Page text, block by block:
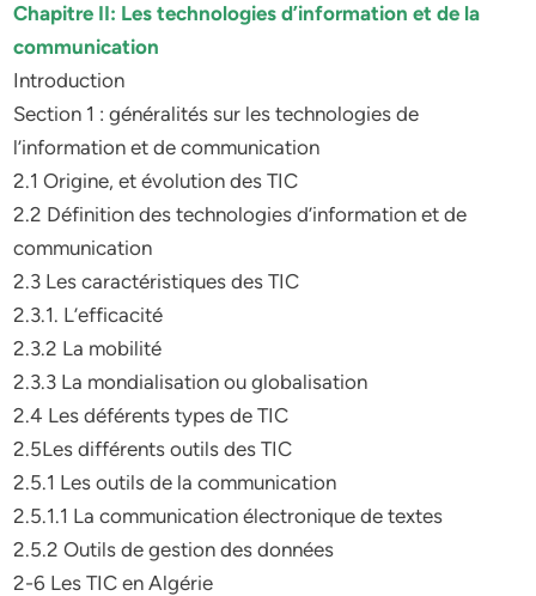
Chapitre II: Les technologies d’information et de la
communication
Introduction
Section 1 : généralités sur les technologies de
l’information et de communication
2.1 Origine, et évolution des TIC
2.2 Définition des technologies d’information et de
communication
2.3 Les caractéristiques des TIC
2.3.1. L’efficacité
2.3.2 La mobilité
2.3.3 La mondialisation ou globalisation
2.4 Les déférents types de TIC
2.5Les différents outils des TIC
2.5.1 Les outils de la communication
2.5.1.1 La communication électronique de textes
2.5.2 Outils de gestion des données
2-6 Les TIC en Algérie